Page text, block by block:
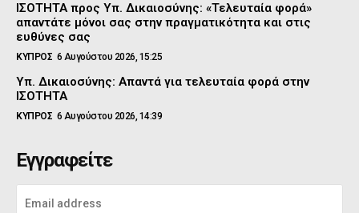
ΙΣΟΤΗΤΑ προς Υπ. Δικαιοσύνης: «Τελευταία φορά»
απαντάτε μόνοι σας στην πραγματικότητα και στις
ευθύνες σας
ΚΥΠΡΟΣ 6 Αυγούστου 2026, 15:25
Υπ. Δικαιοσύνης: Απαντά για τελευταία φορά στην
ΙΣΟΤΗΤΑ
ΚΥΠΡΟΣ 6 Αυγούστου 2026, 14:39
Εγγραφείτε